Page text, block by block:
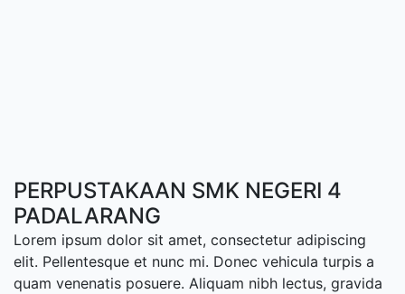
PERPUSTAKAAN SMK NEGERI 4
PADALARANG
Lorem ipsum dolor sit amet, consectetur adipiscing
elit. Pellentesque et nunc mi. Donec vehicula turpis a
quam venenatis posuere. Aliquam nibh lectus, gravida